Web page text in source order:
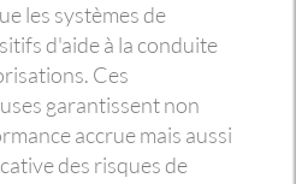
les systèmes de
d'aide à la conduite
Ces
garantissent non
accrue mais aussi
des risques de